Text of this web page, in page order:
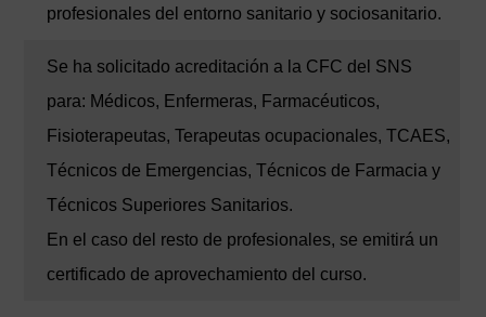
profesionales del entorno sanitario y sociosanitario.
Se ha solicitado acreditación a la CFC del SNS
para: Médicos, Enfermeras, Farmacéuticos,
Fisioterapeutas, Terapeutas ocupacionales, TCAES,
Técnicos de Emergencias, Técnicos de Farmacia y
Técnicos Superiores Sanitarios.
En el caso del resto de profesionales, se emitirá un
certificado de aprovechamiento del curso.